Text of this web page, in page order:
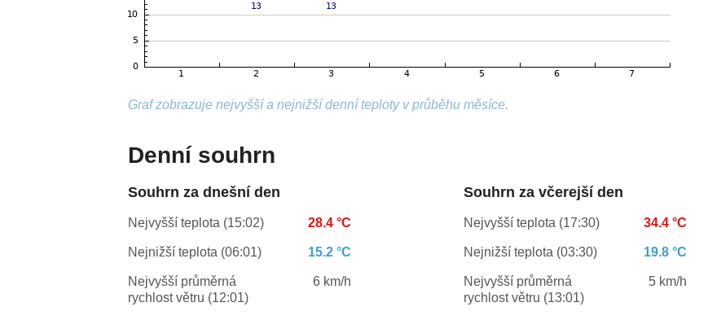
Graf zobrazuje nejvyšší a nejnižší denní teploty v průběhu měsíce.
Denní souhrn
Souhrn za dnešní den
Nejvyšší teplota (15:02) 28.4 °C
Nejnižší teplota (06:01) 15.2 °C
Nejvyšší průměrná
rychlost větru (12:01)
6 km/h
Souhrn za včerejší den
Nejvyšší teplota (17:30) 34.4 °C
Nejnižší teplota (03:30) 19.8 °C
Nejvyšší průměrná
rychlost větru (13:01)
5 km/h